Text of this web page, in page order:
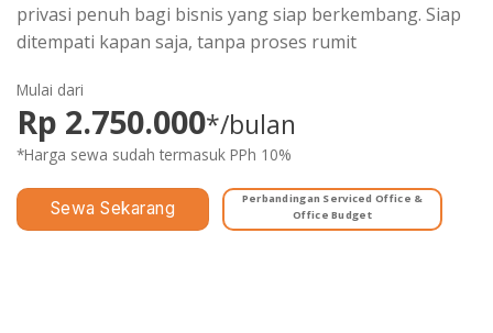
privasi penuh bagi bisnis yang siap berkembang. Siap
ditempati kapan saja, tanpa proses rumit
Mulai dari
Rp 2.750.000*/bulan
*Harga sewa sudah termasuk PPh 10%
Sewa Sekarang
Perbandingan Serviced Office &
Office Budget